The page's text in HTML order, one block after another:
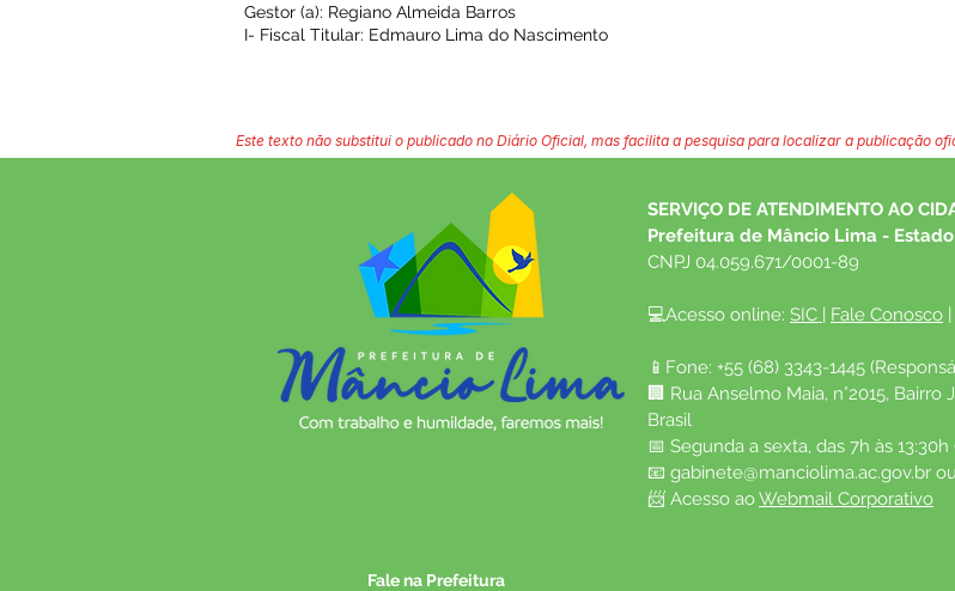
Gestor (a): Regiano Almeida Barros
I- Fiscal Titular: Edmauro Lima do Nascimento
Este texto não substitui o publicado no Diário Oficial, mas facilita a pesquisa para localizar a publicação
SERVIÇO DE ATENDIMENTO AO
Prefeitura de Mâncio Lima -
CNPJ 04.059.671/0001-89
💻Acesso online: SIC | Fale Conosco |
📱Fone: +55 (68) 3343-1445
🏢 Rua Anselmo Maia, n°2015,
Brasil
📅 Segunda a sexta, das 7h às
📧 gabinete@manciolima.ac.gov.br ou
📨 Acesso ao Webmail Corporativo
Fale na Prefeitura